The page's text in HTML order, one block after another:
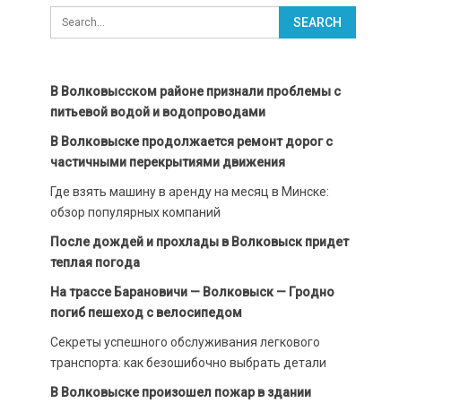
В Волковысском районе признали проблемы с
питьевой водой и водопроводами
В Волковыске продолжается ремонт дорог с
частичными перекрытиями движения
Где взять машину в аренду на месяц в Минске:
обзор популярных компаний
После дождей и прохлады в Волковыск придет
теплая погода
На трассе Барановичи — Волковыск — Гродно
погиб пешеход с велосипедом
Секреты успешного обслуживания легкового
транспорта: как безошибочно выбрать детали
В Волковыске произошел пожар в здании